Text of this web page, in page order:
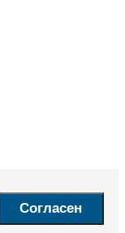
Согласен